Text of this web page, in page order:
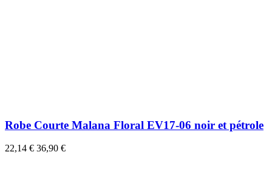
Robe Courte Malana Floral EV17-06 noir et pétrole
22,14 € 36,90 €